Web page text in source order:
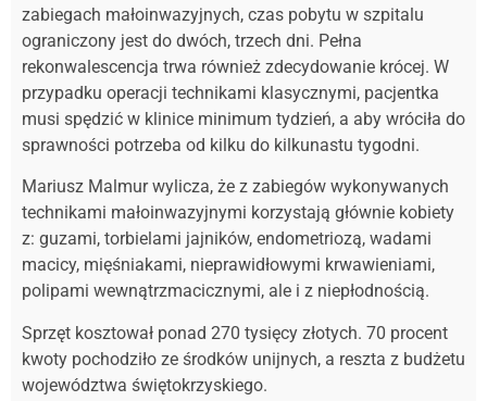
zabiegach małoinwazyjnych, czas pobytu w szpitalu
ograniczony jest do dwóch, trzech dni. Pełna
rekonwalescencja trwa również zdecydowanie krócej. W
przypadku operacji technikami klasycznymi, pacjentka
musi spędzić w klinice minimum tydzień, a aby wróciła do
sprawności potrzeba od kilku do kilkunastu tygodni.
Mariusz Malmur wylicza, że z zabiegów wykonywanych
technikami małoinwazyjnymi korzystają głównie kobiety
z: guzami, torbielami jajników, endometriozą, wadami
macicy, mięśniakami, nieprawidłowymi krwawieniami,
polipami wewnątrzmacicznymi, ale i z niepłodnością.
Sprzęt kosztował ponad 270 tysięcy złotych. 70 procent
kwoty pochodziło ze środków unijnych, a reszta z budżetu
województwa świętokrzyskiego.